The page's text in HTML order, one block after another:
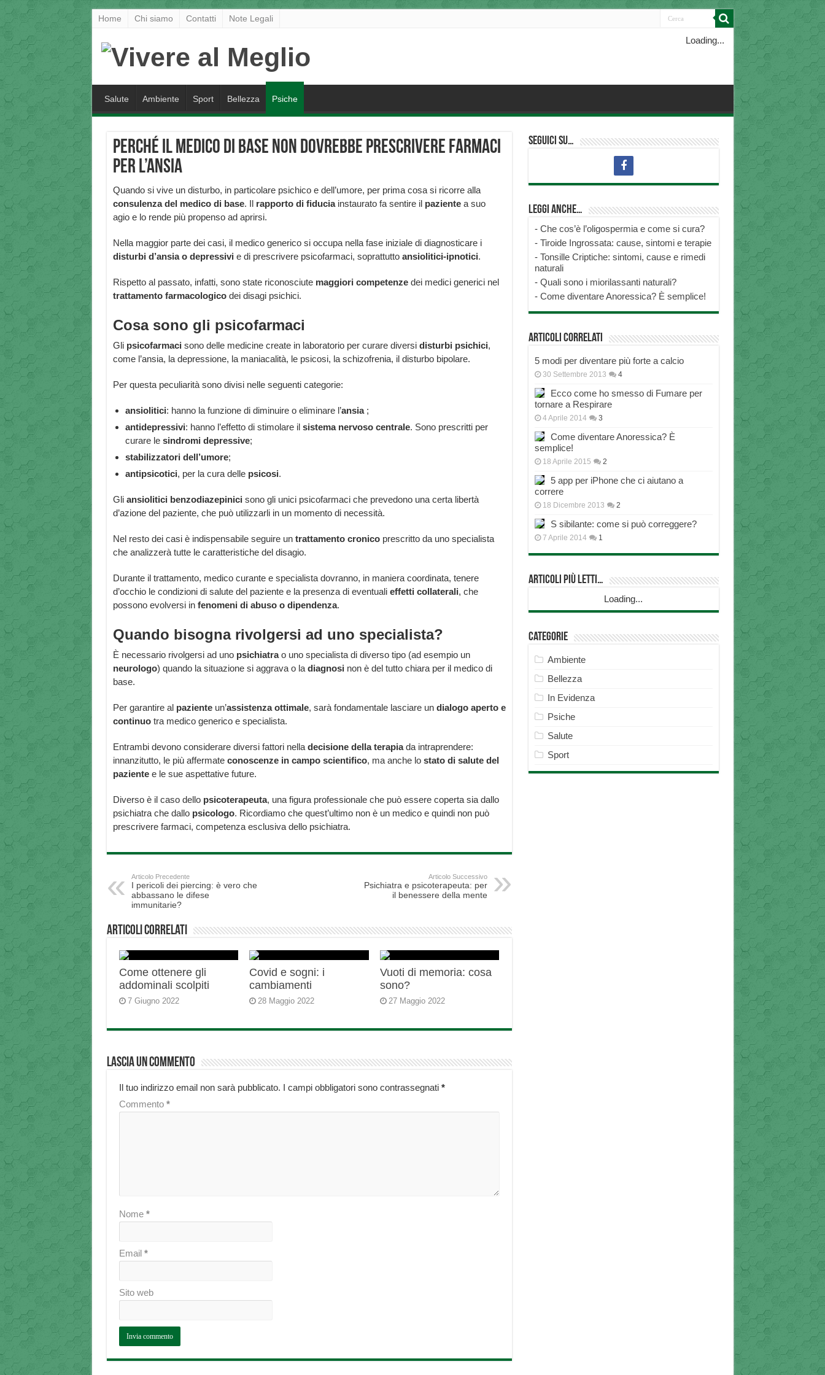
Home Chi siamo Contatti Note Legali
Loading...
Salute Ambiente Sport Bellezza Psiche
Perché il medico di base non dovrebbe prescrivere farmaci
per l’ansia
Quando si vive un disturbo, in particolare psichico e dell’umore, per prima cosa si ricorre alla
consulenza del medico di base. Il rapporto di fiduciainstaurato fa sentire il pazientea suo
agio e lo rende più propenso ad aprirsi.
Nella maggior parte dei casi, il medico generico si occupa nella fase iniziale di diagnosticare i
disturbi d’ansia o depressivi e di prescrivere psicofarmaci, soprattutto ansiolitici-ipnotici.
Rispetto al passato, infatti, sono state riconosciute maggiori competenzedei medici generici nel
trattamento farmacologicodei disagi psichici.
Cosa sono gli psicofarmaci
Gli psicofarmaci sono delle medicine create in laboratorio per curare diversi disturbi psichici,
come l’ansia, la depressione, la maniacalità, le psicosi, la schizofrenia, il disturbo bipolare.
Per questa peculiarità sono divisi nelle seguenti categorie:
ansiolitici: hanno la funzione di diminuire o eliminare l’ansia;
antidepressivi: hanno l’effetto di stimolare il sistema nervoso centrale. Sono prescritti per
curare le sindromi depressive;
stabilizzatori dell’umore;
antipsicotici, per la cura delle psicosi.
Gli ansiolitici benzodiazepinici sono gli unici psicofarmaci che prevedono una certa libertà
d’azione del paziente, che può utilizzarli in un momento di necessità.
Nel resto dei casi è indispensabile seguire un trattamento cronicoprescritto da uno specialista
che analizzerà tutte le caratteristiche del disagio.
Durante il trattamento, medico curante e specialista dovranno, in maniera coordinata, tenere
d’occhio le condizioni di salute del paziente e la presenza di eventuali effetti collaterali, che
possono evolversi in fenomeni di abuso o dipendenza.
Quando bisogna rivolgersi ad uno specialista?
È necessario rivolgersi ad uno psichiatrao uno specialista di diverso tipo (ad esempio un
neurologo) quando la situazione si aggrava o la diagnosi non è del tutto chiara per il medico di
base.
Per garantire al pazienteun’assistenza ottimale, sarà fondamentale lasciare un dialogo aperto e
continuotra medico generico e specialista.
Entrambi devono considerare diversi fattori nella decisione della terapiada intraprendere:
innanzitutto, le più affermate conoscenze in campo scientifico, ma anche lo stato di salute del
pazientee le sue aspettative future.
Diverso è il caso dello psicoterapeuta, una figura professionale che può essere coperta sia dallo
psichiatra che dallo psicologo. Ricordiamo che quest’ultimo non è un medico e quindi non può
prescrivere farmaci, competenza esclusiva dello psichiatra.
Articolo Precedente
I pericoli dei piercing: è vero che
abbassano le difese
immunitarie?
Articolo Successivo
Psichiatra e psicoterapeuta: per
il benessere della mente
Articoli correlati
Come ottenere gli
addominali scolpiti
7 Giugno 2022
Covid e sogni: i
cambiamenti
28 Maggio 2022
Vuoti di memoria: cosa
sono?
27 Maggio 2022
Lascia un commento
Il tuo indirizzo email non sarà pubblicato. I campi obbligatori sono contrassegnati *
Commento *
Nome *
Email *
Sito web
Seguici su…
Leggi anche…
- Che cos’è l’oligospermia e come si cura?
- Tiroide Ingrossata: cause, sintomi e terapie
- Tonsille Criptiche: sintomi, cause e rimedi
naturali
- Quali sono i miorilassanti naturali?
- Come diventare Anoressica? È semplice!
Articoli correlati
5 modi per diventare più forte a calcio
30 Settembre 2013 4
Ecco come ho smesso di Fumare per
tornare a Respirare
4 Aprile 2014 3
Come diventare Anoressica? È
semplice!
18 Aprile 2015 2
5 app per iPhone che ci aiutano a
correre
18 Dicembre 2013 2
S sibilante: come si può correggere?
7 Aprile 2014 1
Articoli più Letti…
Loading...
Categorie
Ambiente
Bellezza
In Evidenza
Psiche
Salute
Sport